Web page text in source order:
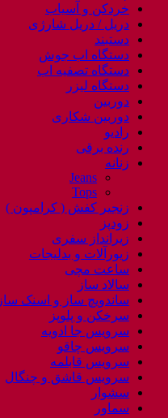
خردکن و آسیاب
دریل / دریل شارژی
دستبند
دستگاه اب جوش
دستگاه تصفیه اب
دستگاه لیزر
دوربین
دوربین شکاری
رادیو
رنده برقی
زنانه
Jeans
Tops
زنجیر کفش ( کرامپون )
زودپز
زیرانداز سفری
زیورآلات و بدلیجات
ساعت مچی
سالاد ساز
ساندویچ ساز و اسنک ساز
سرخکن و پلوپز
سرویس جا ادویه
سرویس چاقو
سرویس قابلمه
سرویس قاشق و چنگال
سشوار
سماور